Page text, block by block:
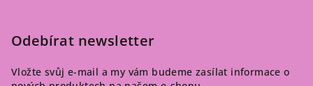
Odebírat newsletter
Vložte svůj e-mail a my vám budeme zasílat informace o